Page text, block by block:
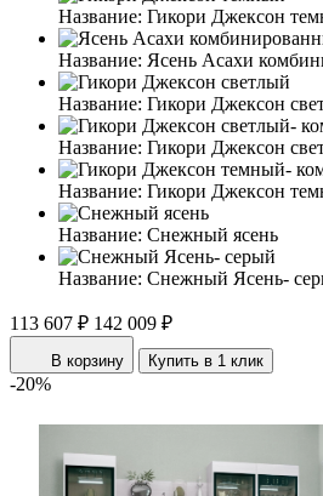
Название: Гикори Джексон
Название: Ясень Асахи
Название: Гикори Джексон
Название: Гикори Джексон
Название: Гикори Джексон
Название: Снежный ясень
Название: Снежный Ясень-
113 607 ₽ 142 009 ₽
В корзину Купить в 1 клик
-20%